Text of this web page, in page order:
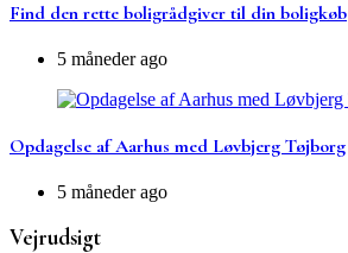
Find den rette boligrådgiver til din boligkøb
5 måneder ago
Opdagelse af Aarhus med Løvbjerg Tøjborg
5 måneder ago
Vejrudsigt